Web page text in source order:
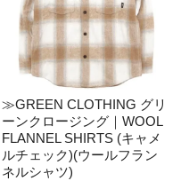
≫GREEN CLOTHING グリ
ーンクロージング｜WOOL
FLANNEL SHIRTS (キャメ
ルチェック)(ウールフラン
ネルシャツ)